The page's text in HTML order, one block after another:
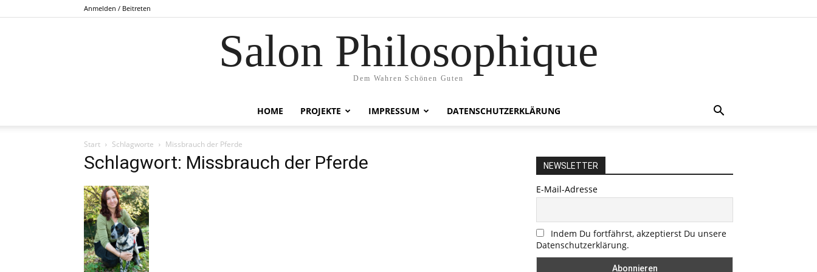
Anmelden / Beitreten
Salon Philosophique
Dem Wahren Schönen Guten
HOME PROJEKTE IMPRESSUM DATENSCHUTZERKLÄRUNG
Start Schlagworte Missbrauch der Pferde
Schlagwort: Missbrauch der Pferde NEWSLETTER
E-Mail-Adresse
Indem Du fortfährst, akzeptierst Du unsere
Datenschutzerklärung.